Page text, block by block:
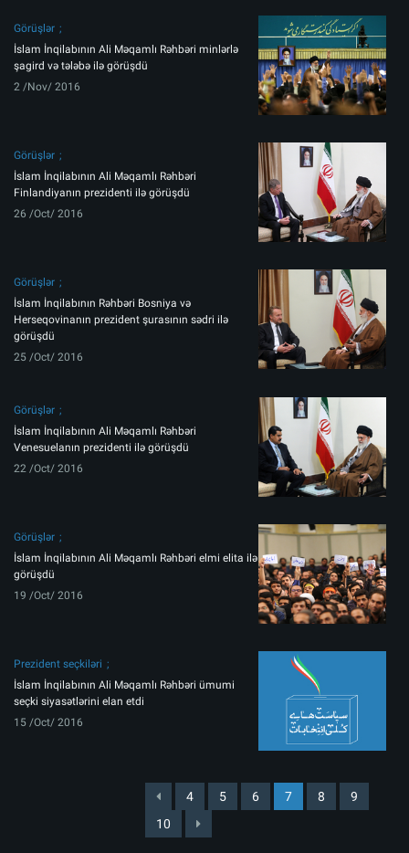
Görüşlər
İslam İnqilabının Ali Məqamlı Rəhbəri minlərlə
şagird və tələbə ilə görüşdü
2 /Nov/ 2016
Görüşlər
İslam İnqilabının Ali Məqamlı Rəhbəri
Finlandiyanın prezidenti ilə görüşdü
26 /Oct/ 2016
Görüşlər
İslam İnqilabının Rəhbəri Bosniya və
Herseqovinanın prezident şurasının sədri ilə
görüşdü
25 /Oct/ 2016
Görüşlər
İslam İnqilabının Ali Məqamlı Rəhbəri
Venesuelanın prezidenti ilə görüşdü
22 /Oct/ 2016
Görüşlər
İslam İnqilabının Ali Məqamlı Rəhbəri elmi elita ilə
görüşdü
19 /Oct/ 2016
Prezident seçkiləri
İslam İnqilabının Ali Məqamlı Rəhbəri ümumi
seçki siyasətlərini elan etdi
15 /Oct/ 2016
4 5 6 7 8
9
10